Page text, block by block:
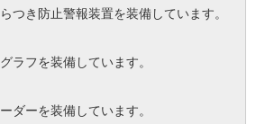
つき防止警報装置を装備しています。
ラフを装備しています。
ダーを装備しています。